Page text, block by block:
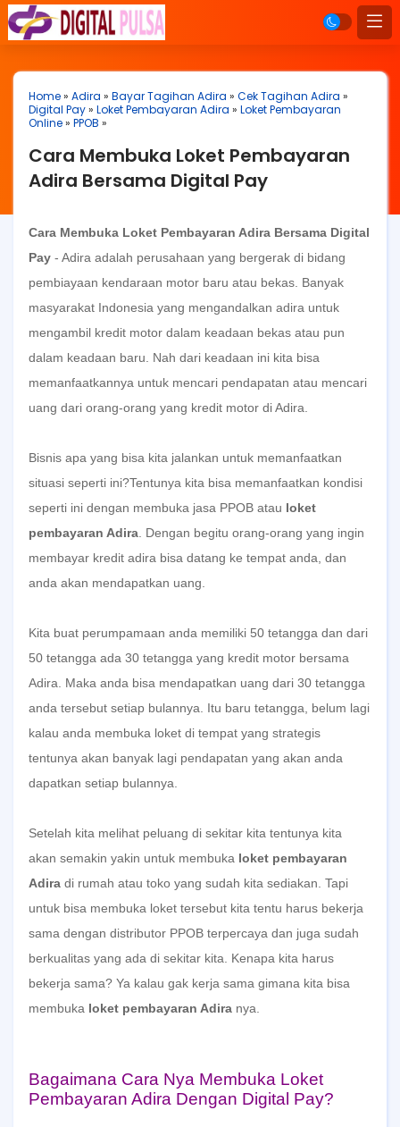
Home» Adira » Bayar Tagihan Adira » Cek Tagihan Adira »
Digital Pay» Loket Pembayaran Adira » Loket Pembayaran
Online» PPOB »
Cara Membuka Loket Pembayaran
Adira Bersama Digital Pay
Cara Membuka Loket Pembayaran Adira Bersama Digital
Pay - Adira adalah perusahaan yang bergerak di bidang
pembiayaan kendaraan motor baru atau bekas. Banyak
masyarakat Indonesia yang mengandalkan adira untuk
mengambil kredit motor dalam keadaan bekas atau pun
dalam keadaan baru. Nah dari keadaan ini kita bisa
memanfaatkannya untuk mencari pendapatan atau mencari
uang dari orang-orang yang kredit motor di Adira.
Bisnis apa yang bisa kita jalankan untuk memanfaatkan
situasi seperti ini?Tentunya kita bisa memanfaatkan kondisi
seperti ini dengan membuka jasa PPOB atau loket
pembayaran Adira . Dengan begitu orang-orang yang ingin
membayar kredit adira bisa datang ke tempat anda, dan
anda akan mendapatkan uang.
Kita buat perumpamaan anda memiliki 50 tetangga dan dari
50 tetangga ada 30 tetangga yang kredit motor bersama
Adira. Maka anda bisa mendapatkan uang dari 30 tetangga
anda tersebut setiap bulannya. Itu baru tetangga, belum lagi
kalau anda membuka loket di tempat yang strategis
tentunya akan banyak lagi pendapatan yang akan anda
dapatkan setiap bulannya.
Setelah kita melihat peluang di sekitar kita tentunya kita
akan semakin yakin untuk membuka loket pembayaran
Adira di rumah atau toko yang sudah kita sediakan. Tapi
untuk bisa membuka loket tersebut kita tentu harus bekerja
sama dengan distributor PPOB terpercaya dan juga sudah
berkualitas yang ada di sekitar kita. Kenapa kita harus
bekerja sama? Ya kalau gak kerja sama gimana kita bisa
membuka loket pembayaran Adira nya.
Bagaimana Cara Nya Membuka Loket
Pembayaran Adira Dengan Digital Pay?